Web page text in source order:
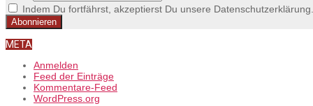
Indem Du fortfährst, akzeptierst Du unsere Datenschutzerklärung.
META
Anmelden
Feed der Einträge
Kommentare-Feed
WordPress.org